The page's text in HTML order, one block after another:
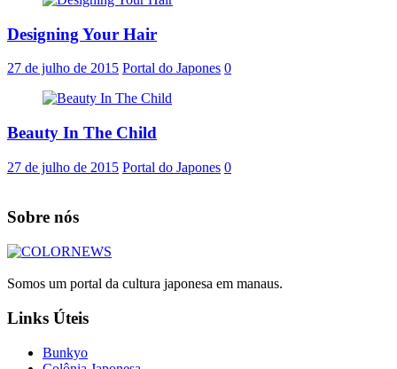
Designing Your Hair
27 de julho de 2015 Portal do Japones 0
Beauty In The Child
27 de julho de 2015 Portal do Japones 0
Sobre nós
Somos um portal da cultura japonesa em manaus.
Links Úteis
Bunkyo